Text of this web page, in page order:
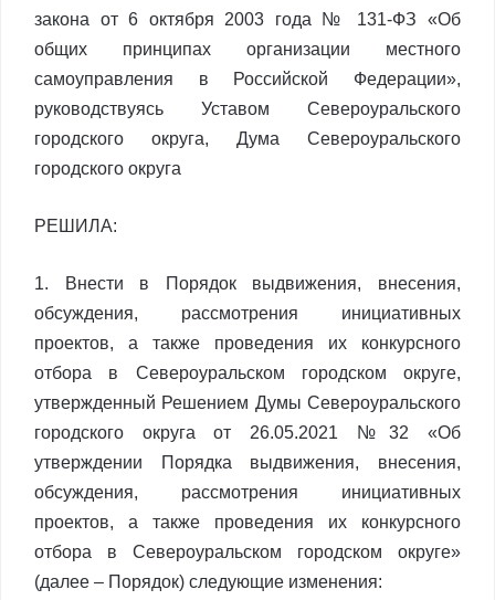
закона от 6 октября 2003 года № 131-ФЗ «Об
общих принципах организации местного
самоуправления в Российской Федерации»,
руководствуясь Уставом Североуральского
городского округа, Дума Североуральского
городского округа
РЕШИЛА:
1. Внести в Порядок выдвижения, внесения,
обсуждения, рассмотрения инициативных
проектов, а также проведения их конкурсного
отбора в Североуральском городском округе,
утвержденный Решением Думы Североуральского
городского округа от 26.05.2021 №32 «Об
утверждении Порядка выдвижения, внесения,
обсуждения, рассмотрения инициативных
проектов, а также проведения их конкурсного
отбора в Североуральском городском округе»
(далее – Порядок) следующие изменения: